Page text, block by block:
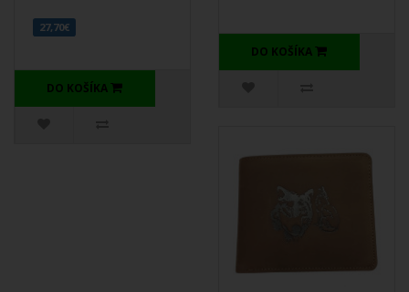
27,70€
DO KOŠÍKA
DO KOŠÍKA